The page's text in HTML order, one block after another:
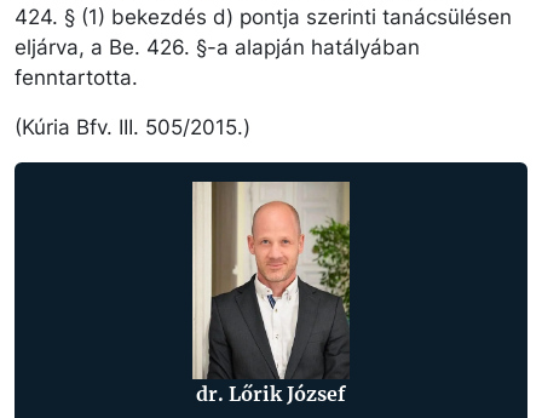
424. § (1) bekezdés d) pontja szerinti tanácsülésen
eljárva, a Be. 426. §-a alapján hatályában
fenntartotta.
(Kúria Bfv. III. 505/2015.)
dr. Lőrik József